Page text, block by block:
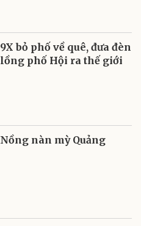
9X bỏ phố về quê, đưa đèn
lồng phố Hội ra thế giới
Nồng nàn mỳ Quảng